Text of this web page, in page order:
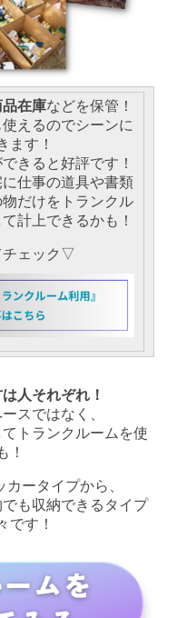
在庫などを保管！
えるのでシーンに
ます！
きると好評です！
仕事の道具や書類
だけをトランクル
計上できるかも！
チェック▽
人それぞれ！
スではなく、
トランクルームを使
！
ータイプから、
も収納できるタイプ
です！